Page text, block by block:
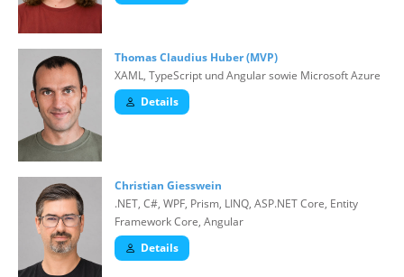
Thomas Claudius Huber (MVP)
XAML, TypeScript und Angular sowie Microsoft Azure
Details
Christian Giesswein
.NET, C#, WPF, Prism, LINQ, ASP.NET Core, Entity
Framework Core, Angular
Details